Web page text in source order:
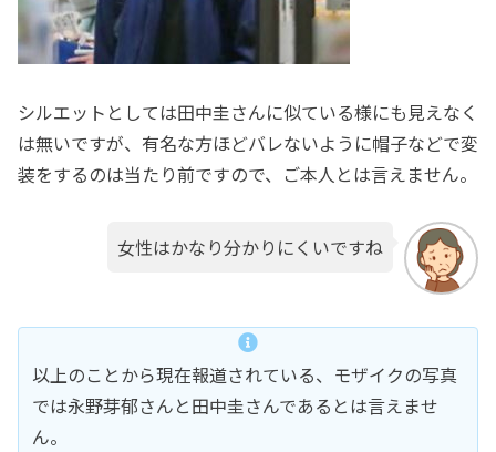
シルエットとしては田中圭さんに似ている様にも見えなく
は無いですが、有名な方ほどバレないように帽子などで変
装をするのは当たり前ですので、ご本人とは言えません。
女性はかなり分かりにくいですね
以上のことから現在報道されている、モザイクの写真
では永野芽郁さんと田中圭さんであるとは言えませ
ん。